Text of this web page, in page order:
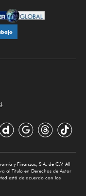
y Finanzas, S.A. de C.V. All
al Título en Derechos de Autor
está de acuerdo con los